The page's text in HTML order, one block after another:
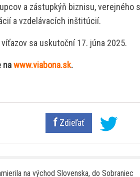
a zástupkýň biznisu, verejného
a vzdelávacích inštitúcií.
sa uskutoční 17. júna 2025.
nawww.viabona.sk.
Zdieľať
na východ Slovenska, do Sobraniec